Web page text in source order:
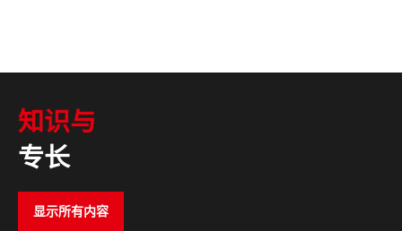
知识与
专长
显示所有内容